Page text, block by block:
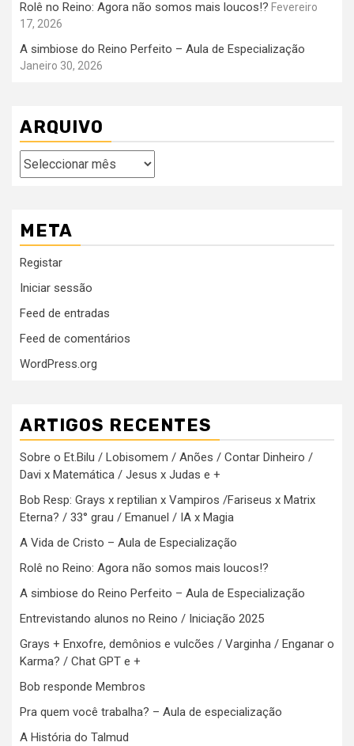
Rolê no Reino: Agora não somos mais loucos!? Fevereiro
17, 2026
A simbiose do Reino Perfeito – Aula de Especialização
Janeiro 30, 2026
ARQUIVO
Arquivo
META
Registar
Iniciar sessão
Feed de entradas
Feed de comentários
WordPress.org
ARTIGOS RECENTES
Sobre o Et.Bilu / Lobisomem / Anões / Contar Dinheiro /
Davi x Matemática / Jesus x Judas e +
Bob Resp: Grays x reptilian x Vampiros /Fariseus x Matrix
Eterna? / 33° grau / Emanuel / IA x Magia
A Vida de Cristo – Aula de Especialização
Rolê no Reino: Agora não somos mais loucos!?
A simbiose do Reino Perfeito – Aula de Especialização
Entrevistando alunos no Reino / Iniciação 2025
Grays + Enxofre, demônios e vulcões / Varginha / Enganar o
Karma? / Chat GPT e +
Bob responde Membros
Pra quem você trabalha? – Aula de especialização
A História do Talmud